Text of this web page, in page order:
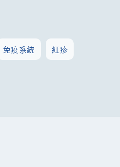
免疫系統 紅疹